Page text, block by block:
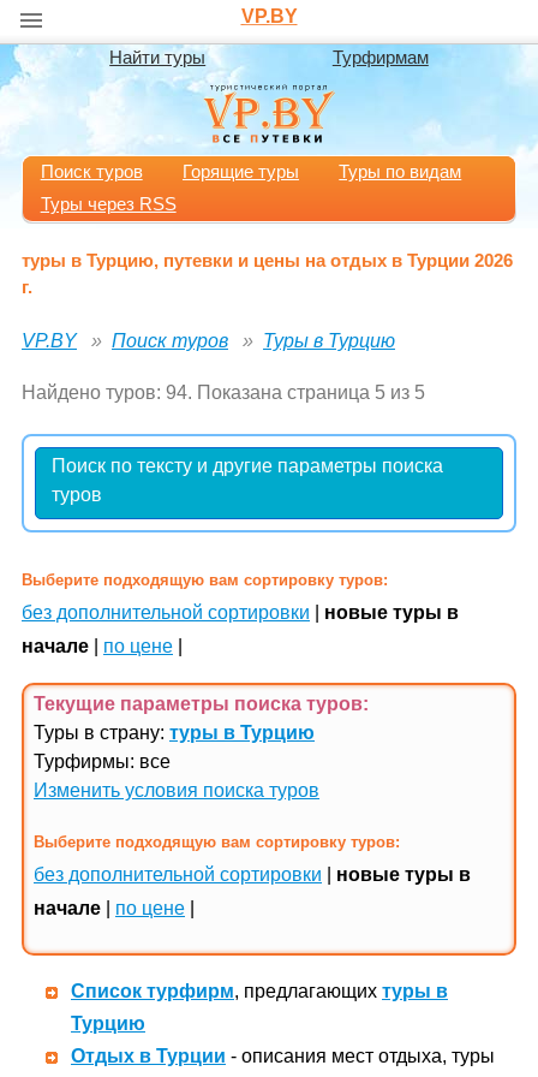
VP.BY
Найти туры Турфирмам
Поиск туров Горящие туры
Туры по видам
Туры через RSS
туры в Турцию, путевки и цены на отдых в Турции 2026
г.
VP.BY Поиск туров Туры в Турцию
Найдено туров: 94. Показана страница 5 из 5
Поиск по тексту и другие параметры поиска
туров
Выберите подходящую вам сортировку туров:
без дополнительной сортировки
новые туры в
начале
по цене
Текущие параметры поиска туров:
Туры в страну: туры в Турцию
Турфирмы: все
Изменить условия поиска туров
Выберите подходящую вам сортировку туров:
без дополнительной сортировки
новые туры в
начале
по цене
Список турфирм, предлагающих туры в
Турцию
Отдых в Турции - описания мест отдыха, туры